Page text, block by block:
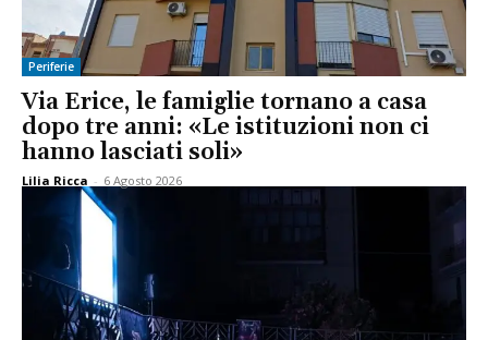
Periferie
Via Erice, le famiglie tornano a casa
dopo tre anni: «Le istituzioni non ci
hanno lasciati soli»
Lilia Ricca - 6 Agosto 2026